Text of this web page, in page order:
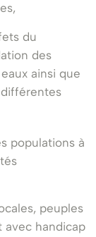
du
des
ainsi que
populations à
peuples
avec handicap